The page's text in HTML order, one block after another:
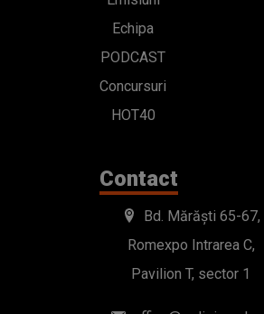
Echipa
PODCAST
Concursuri
HOT40
Contact
Bd. Mărăști 65-67,
Romexpo Intrarea C,
Pavilion T, sector 1